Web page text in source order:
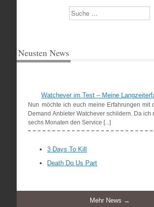
Suchen
Neusten News
Watchever im Test – Meine
Nun möchte ich euch meine Erfahrungen mit
Demand Anbieter Watchever schildern. Da ich
sechs Monaten den Service [...]
3 Days To Kill
Death Do Us Part
Mehr News →